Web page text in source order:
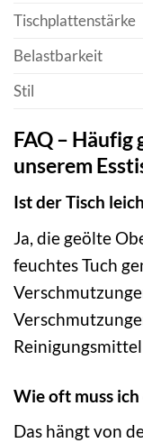
Tischplattenstärke
Belastbarkeit
Stil
FAQ – Häufig
unserem
Ist der Tisch
Ja, die geölte
feuchtes Tuch
Wie oft muss ich
Das hängt von